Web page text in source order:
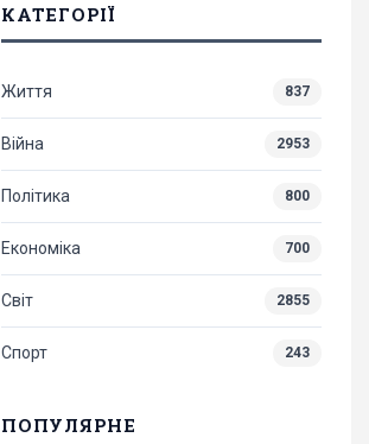
КАТЕГОРІЇ
Життя 837
Війна 2953
Політика 800
Економіка 700
Світ 2855
Спорт 243
ПОПУЛЯРНЕ